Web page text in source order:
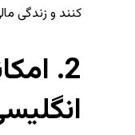
کنند و زندگی
2.